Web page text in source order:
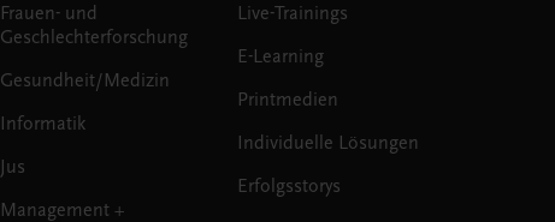
Frauen- und
Geschlechterforschung
Gesundheit/Medizin
Informatik
Jus
Management +
Live-Trainings
E-Learning
Printmedien
Individuelle Lösungen
Erfolgsstorys